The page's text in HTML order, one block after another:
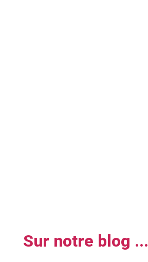
Sur notre blog ...